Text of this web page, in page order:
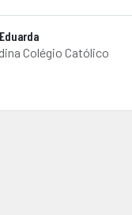
Colégio Católico